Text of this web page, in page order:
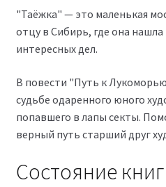
"Таёжка" — это маленькая
отцу в Сибирь, где она
интересных дел.
В повести "Путь к
судьбе одаренного юного
попавшего в лапы секты.
верный путь старший друг
Состояние